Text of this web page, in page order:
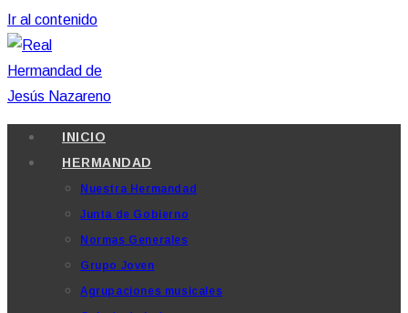
Ir al contenido
INICIO
HERMANDAD
Nuestra Hermandad
Junta de Gobierno
Normas Generales
Grupo Joven
Agrupaciones musicales